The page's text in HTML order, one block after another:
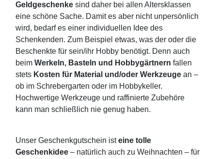
Geldgeschenke sind daher bei allen Altersklassen
eine schöne Sache. Damit es aber nicht unpersönlich
wird, bedarf es einer individuellen Idee des
Schenkenden. Zum Beispiel etwas, was der oder die
Beschenkte für sein/ihr Hobby benötigt. Denn auch
beim Werkeln, Basteln und Hobbygärtnern fallen
stets Kosten für Material und/oder Werkzeuge an –
ob im Schrebergarten oder im Hobbykeller.
Hochwertige Werkzeuge und raffinierte Zubehöre
kann man schließlich nie genug haben.
Unser Geschenkgutschein isteine tolle
Geschenkidee – natürlich auch zu Weihnachten – für